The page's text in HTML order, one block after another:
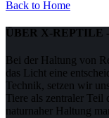
Back to Home
ÜBER X-REPTILE
Bei der Haltung von
das Licht eine
Technik, setzen wir
Tiere als zentraler Teil
naturnaher Haltung